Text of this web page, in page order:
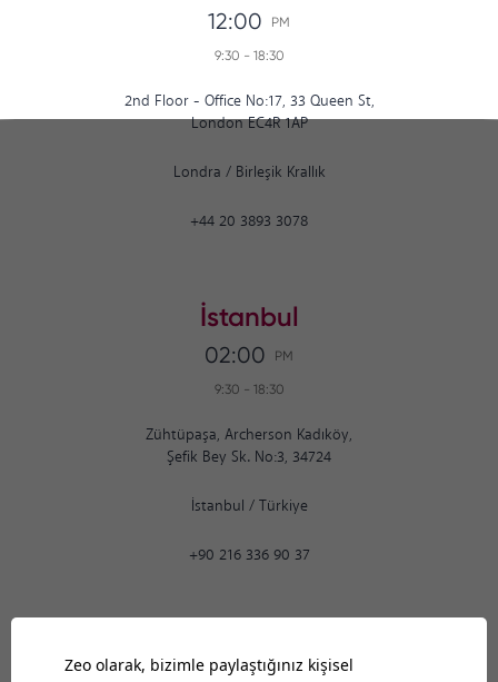
12:00 PM
9:30 - 18:30
2nd Floor - Office No:17, 33 Queen St,
London EC4R 1AP
Londra / Birleşik Krallık
+44 20 3893 3078
İstanbul
02:00 PM
9:30 - 18:30
Zühtüpaşa, Archerson Kadıköy,
Şefik Bey Sk. No:3, 34724
İstanbul / Türkiye
+90 216 336 90 37
Ankara